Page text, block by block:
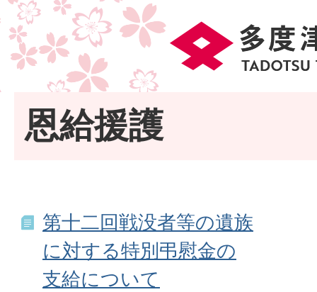
恩給援護
第十二回戦没者等の遺族
に対する特別弔慰金の
支給について